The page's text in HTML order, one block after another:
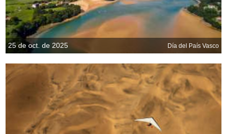
25 de oct. de 2025 Día del País Vasco